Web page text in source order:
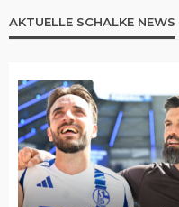
AKTUELLE SCHALKE NEWS